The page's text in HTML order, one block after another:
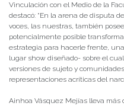
Vinculación con el Medio de la
destacó: “En la arena de disputa
voces, las nuestras, también
potencialmente posible
estrategia para hacerle frente,
lugar show diseñado- sobre el
versiones de sujeto y
representaciones acríticas del
Ainhoa Vásquez Mejías lleva más